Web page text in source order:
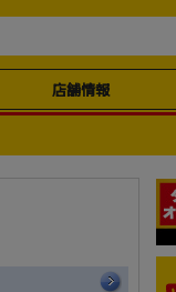
店舗情報